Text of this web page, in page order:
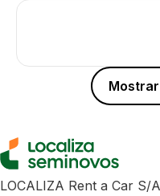
LOCALIZA Rent a Car S/A